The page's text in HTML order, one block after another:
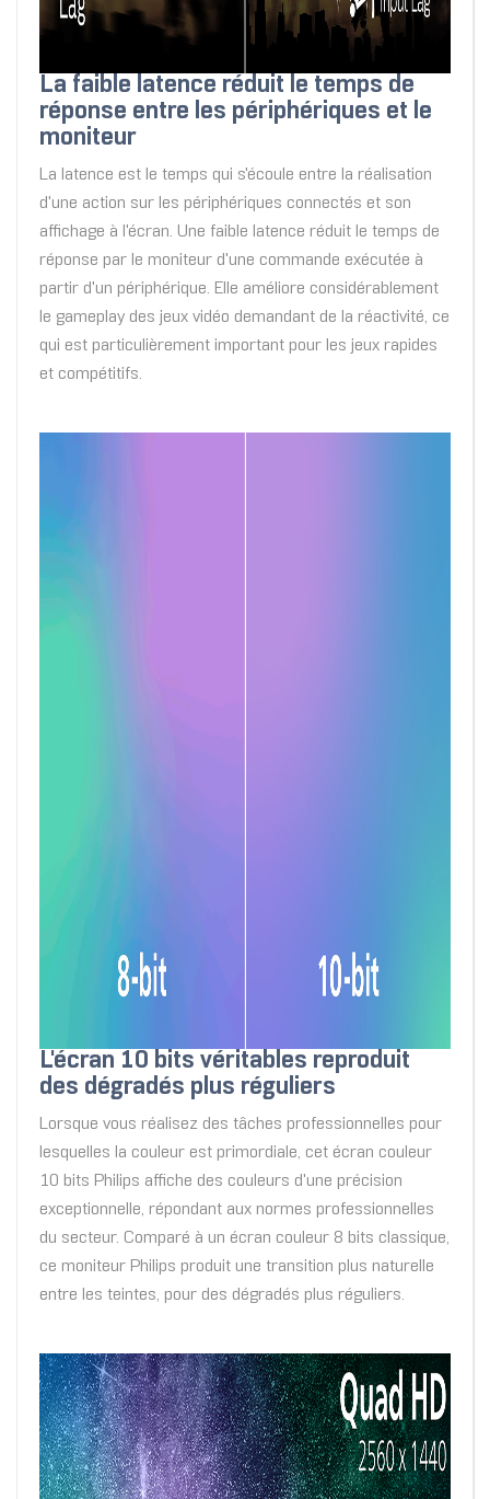
La faible latence réduit le temps de
réponse entre les périphériques et le
moniteur
La latence est le temps qui s'écoule entre la réalisation
d'une action sur les périphériques connectés et son
affichage à l'écran. Une faible latence réduit le temps de
réponse par le moniteur d'une commande exécutée à
partir d'un périphérique. Elle améliore considérablement
le gameplay des jeux vidéo demandant de la réactivité, ce
qui est particulièrement important pour les jeux rapides
et compétitifs.
L'écran 10 bits véritables reproduit
des dégradés plus réguliers
Lorsque vous réalisez des tâches professionnelles pour
lesquelles la couleur est primordiale, cet écran couleur
10 bits Philips affiche des couleurs d'une précision
exceptionnelle, répondant aux normes professionnelles
du secteur. Comparé à un écran couleur 8 bits classique,
ce moniteur Philips produit une transition plus naturelle
entre les teintes, pour des dégradés plus réguliers.